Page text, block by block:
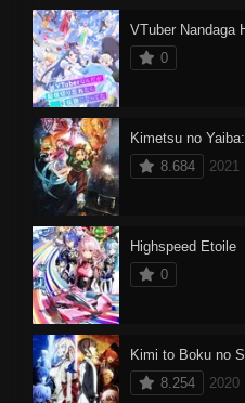
0
Kimetsu no
8.684
2021
Highspeed Etoile
0
Kimi to Boku no
8.254
2020